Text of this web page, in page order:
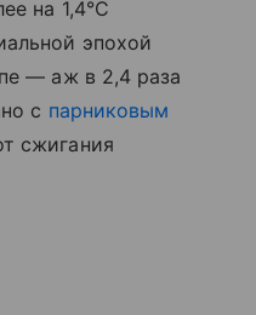
на 1,4°C
эпохой
— аж в 2,4 раза
с парниковым
сжигания